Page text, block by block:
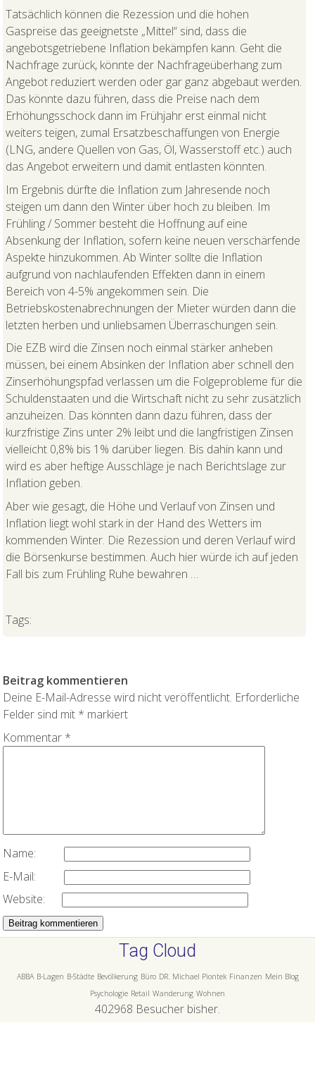
Tatsächlich können die Rezession und die hohen
Gaspreise das geeignetste „Mittel“ sind, dass die
angebotsgetriebene Inflation bekämpfen kann. Geht die
Nachfrage zurück, könnte der Nachfrageüberhang zum
Angebot reduziert werden oder gar ganz abgebaut werden.
Das könnte dazu führen, dass die Preise nach dem
Erhöhungsschock dann im Frühjahr erst einmal nicht
weiters teigen, zumal Ersatzbeschaffungen von Energie
(LNG, andere Quellen von Gas, Öl, Wasserstoff etc.) auch
das Angebot erweitern und damit entlasten könnten.
Im Ergebnis dürfte die Inflation zum Jahresende noch
steigen um dann den Winter über hoch zu bleiben. Im
Frühling / Sommer besteht die Hoffnung auf eine
Absenkung der Inflation, sofern keine neuen verschärfende
Aspekte hinzukommen. Ab Winter sollte die Inflation
aufgrund von nachlaufenden Effekten dann in einem
Bereich von 4-5% angekommen sein. Die
Betriebskostenabrechnungen der Mieter würden dann die
letzten herben und unliebsamen Überraschungen sein.
Die EZB wird die Zinsen noch einmal stärker anheben
müssen, bei einem Absinken der Inflation aber schnell den
Zinserhöhungspfad verlassen um die Folgeprobleme für die
Schuldenstaaten und die Wirtschaft nicht zu sehr zusätzlich
anzuheizen. Das könnten dann dazu führen, dass der
kurzfristige Zins unter 2% leibt und die langfristigen Zinsen
vielleicht 0,8% bis 1% darüber liegen. Bis dahin kann und
wird es aber heftige Ausschläge je nach Berichtslage zur
Inflation geben.
Aber wie gesagt, die Höhe und Verlauf von Zinsen und
Inflation liegt wohl stark in der Hand des Wetters im
kommenden Winter. Die Rezession und deren Verlauf wird
die Börsenkurse bestimmen. Auch hier würde ich auf jeden
Fall bis zum Frühling Ruhe bewahren …
Tags:
Beitrag kommentieren
Deine E-Mail-Adresse wird nicht veröffentlicht. Erforderliche
Felder sind mit * markiert
Kommentar *
Name:
E-Mail:
Website:
Tag Cloud
ABBA B-Lagen B-Städte Bevölkerung Büro DR. Michael Piontek Finanzen Mein Blog
Psychologie Retail Wanderung Wohnen
402968 Besucher bisher.